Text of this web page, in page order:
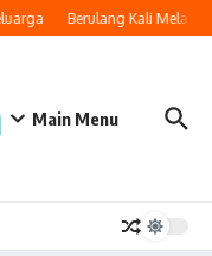
Berulang Kali
Main Menu